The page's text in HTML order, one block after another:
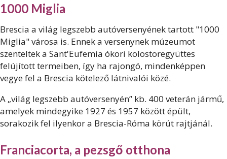
1000 Miglia
Brescia a világ legszebb autóversenyének tartott "1000
Miglia" városa is. Ennek a versenynek múzeumot
szenteltek a Sant'Eufemia ókori kolostoregyüttes
felújított termeiben, így ha rajongó, mindenképpen
vegye fel a Brescia kötelező látnivalói közé.
A „világ legszebb autóversenyén” kb. 400 veterán jármű,
amelyek mindegyike 1927 és 1957 között épült,
sorakozik fel ilyenkor a Brescia-Róma körút rajtjánál.
Franciacorta, a pezsgő otthona